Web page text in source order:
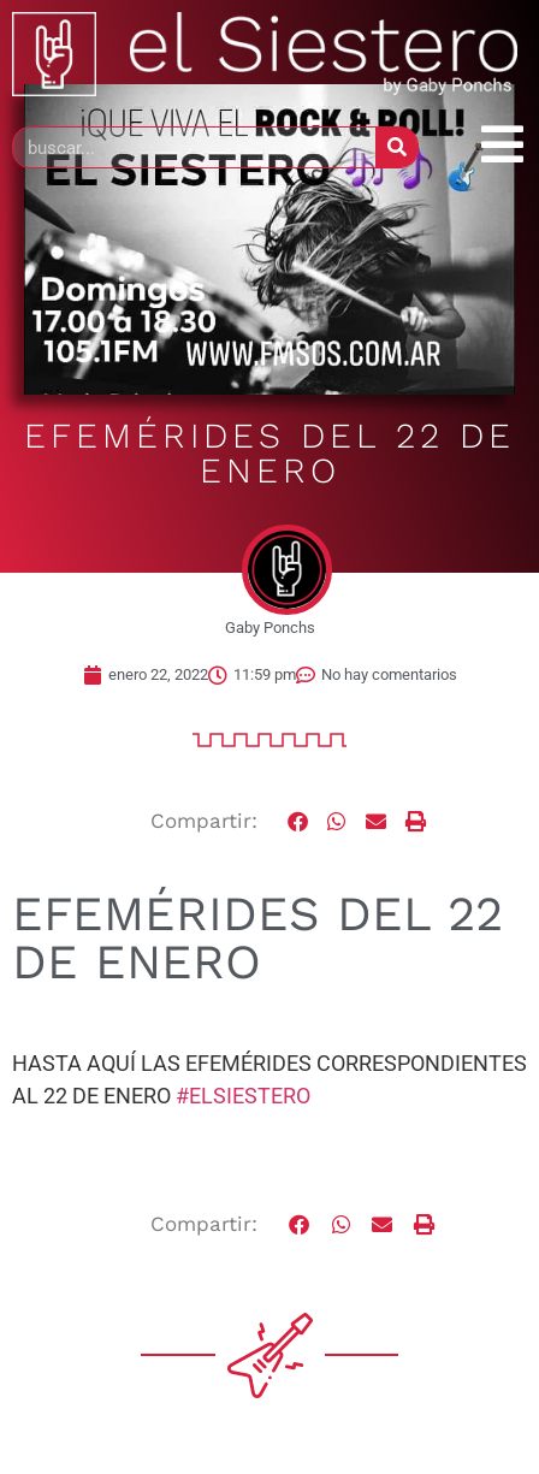
EFEMÉRIDES DEL 22 DE
ENERO
Gaby Ponchs
enero 22, 2022 11:59 pm No hay comentarios
Compartir:
EFEMÉRIDES DEL 22
DE ENERO
HASTA AQUÍ LAS EFEMÉRIDES CORRESPONDIENTES
AL 22 DE ENERO #ELSIESTERO
Compartir: